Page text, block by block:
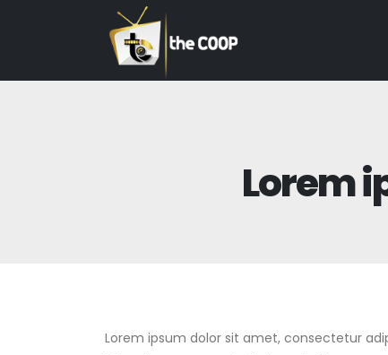
Lorem
Lorem ipsum dolor sit amet, consectetur